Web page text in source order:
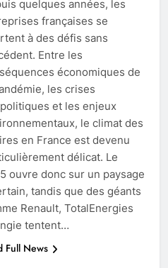
quelques années, les
françaises se
à des défis sans
Entre les
économiques de
les crises
et les enjeux
le climat des
en France est devenu
délicat. Le
ouvre donc sur un paysage
tandis que des géants
Renault, TotalEnergies
tentent…
Full News